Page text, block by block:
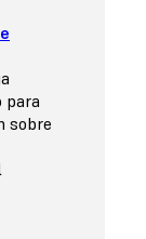
para
sobre